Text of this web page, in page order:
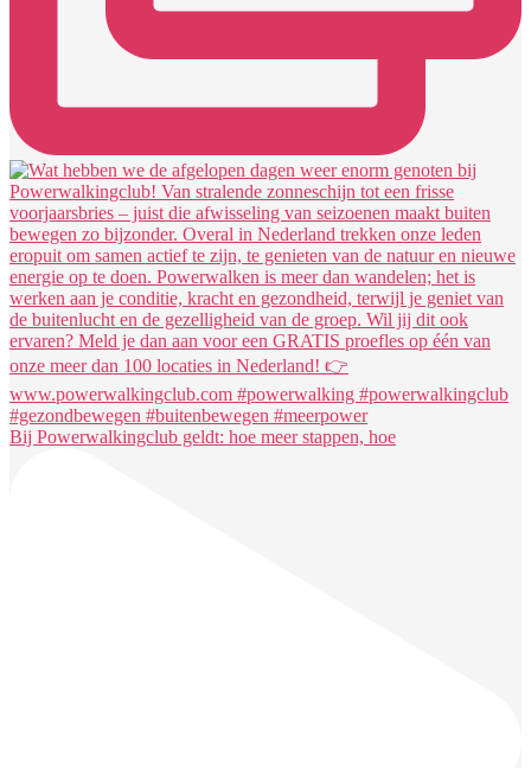
Bij Powerwalkingclub geldt: hoe meer stappen, hoe